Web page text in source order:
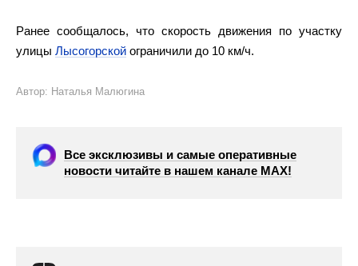
Ранее сообщалось, что скорость движения по участку
улицы Лысогорской ограничили до 10 км/ч.
Автор: Наталья Малюгина
Все эксклюзивы и самые оперативные
новости читайте в нашем канале МАХ!